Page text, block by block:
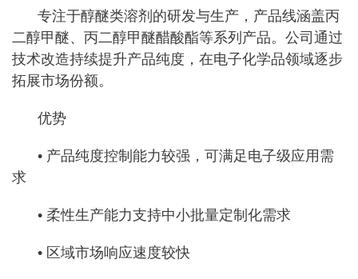
专注于醇醚类溶剂的研发与生产，产品线涵盖丙
二醇甲醚、丙二醇甲醚醋酸酯等系列产品。公司通过
技术改造持续提升产品纯度，在电子化学品领域逐步
拓展市场份额。
优势
• 产品纯度控制能力较强，可满足电子级应用需
求
• 柔性生产能力支持中小批量定制化需求
• 区域市场响应速度较快